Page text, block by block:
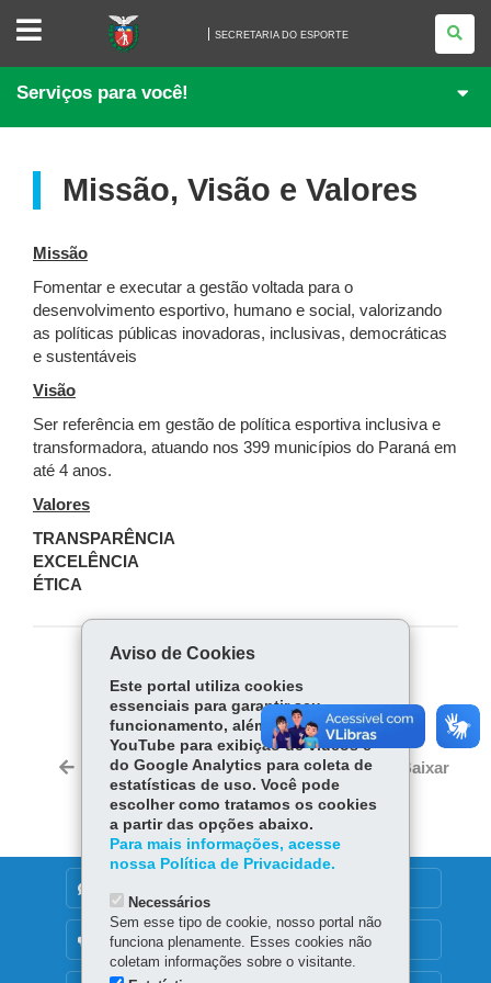
SECRETARIA
ESPORTE
SECRETARIA DO ESPORTE
Serviços para você!
Missão, Visão e Valores
Missão
Fomentar e executar a gestão voltada para o
desenvolvimento esportivo, humano e social, valorizando
as políticas públicas inovadoras, inclusivas, democráticas
e sustentáveis
Visão
Ser referência em gestão de política esportiva inclusiva e
transformadora, atuando nos 399 municípios do Paraná em
até 4 anos.
Valores
TRANSPARÊNCIA
EXCELÊNCIA
ÉTICA
Fa
ce
bo
ok
Tw
itt
er
W
ha
ts
Ap
p
Voltar Início Imprimir Baixar
OUVIDORIA
Aviso de Cookies
Este portal utiliza cookies
essenciais para garantir seu
funcionamento, além de cookies do
YouTube para exibição de vídeos e
do Google Analytics para coleta de
estatísticas de uso. Você pode
escolher como tratamos os cookies
a partir das opções abaixo.
Para mais informações, acesse
nossa Política de Privacidade.
Necessários
Sem esse tipo de cookie, nosso portal não
funciona plenamente. Esses cookies não
coletam informações sobre o visitante.